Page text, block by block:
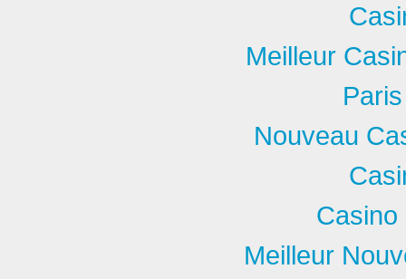
Meilleur
Nouveau
Casino
Meilleur